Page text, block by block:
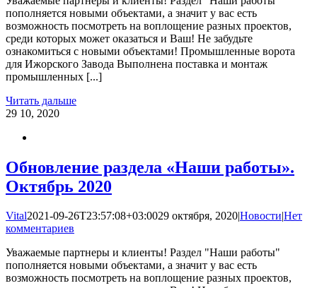
пополняется новыми объектами, а значит у вас есть
возможность посмотреть на воплощение разных проектов,
среди которых может оказаться и Ваш! Не забудьте
ознакомиться с новыми объектами! Промышленные ворота
для Ижорского Завода Выполнена поставка и монтаж
промышленных [...]
Читать дальше
29 10, 2020
Обновление раздела «Наши работы».
Октябрь 2020
Vital2021-09-26T23:57:08+03:0029 октября, 2020|Новости|Нет
комментариев
Уважаемые партнеры и клиенты! Раздел "Наши работы"
пополняется новыми объектами, а значит у вас есть
возможность посмотреть на воплощение разных проектов,